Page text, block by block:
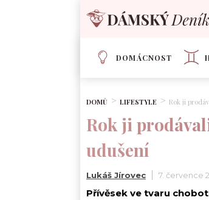
DOMÁCNOST
DOMŮ LIFESTYLE Rok ji
Rok ji
udušení
Lukáš Jírovec 7. července
Přívěsek ve tvaru